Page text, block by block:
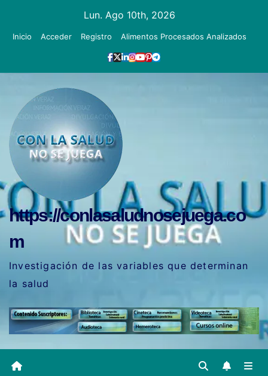
Lun. Ago 10th, 2026
Inicio Acceder Registro Alimentos Procesados Analizados
https://conlasaludnosejuega.co
m
Investigación de las variables que determinan
la salud